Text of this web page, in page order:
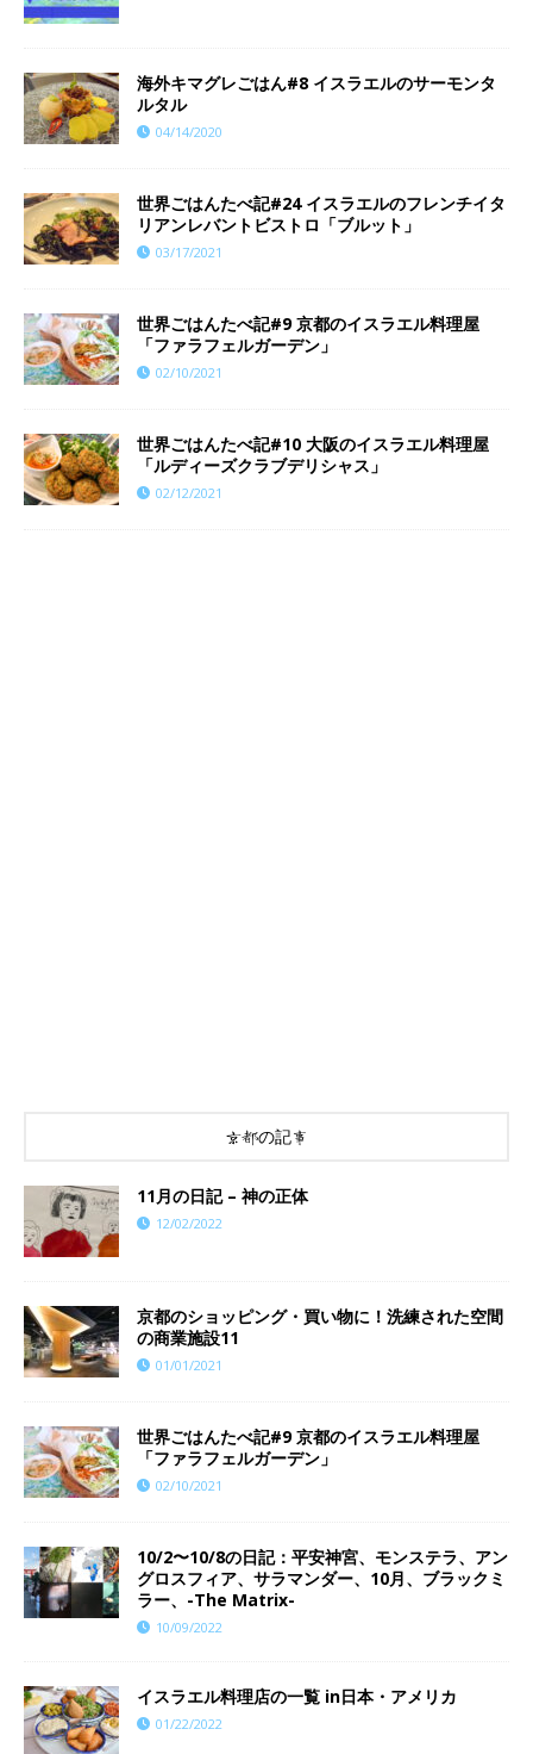
海外キマグレごはん#8 イスラエルのサーモンタ
ルタル
04/14/2020
世界ごはんたべ記#24 イスラエルのフレンチイタ
リアンレバントビストロ「ブルット」
03/17/2021
世界ごはんたべ記#9 京都のイスラエル料理屋
「ファラフェルガーデン」
02/10/2021
世界ごはんたべ記#10 大阪のイスラエル料理屋
「ルディーズクラブデリシャス」
02/12/2021
京都の記事
11月の日記 – 神の正体
12/02/2022
京都のショッピング・買い物に！洗練された空間
の商業施設11
01/01/2021
世界ごはんたべ記#9 京都のイスラエル料理屋
「ファラフェルガーデン」
02/10/2021
10/2〜10/8の日記：平安神宮、モンステラ、アン
グロスフィア、サラマンダー、10月、ブラックミ
ラー、-The Matrix-
10/09/2022
イスラエル料理店の一覧 in日本・アメリカ
01/22/2022